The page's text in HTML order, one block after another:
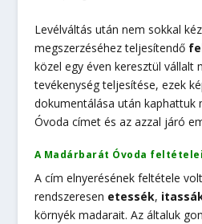
Levélváltás után nem sokkal
megszerzéséhez teljesítendő
közel egy éven keresztül vállalt
tevékenység teljesítése, ezek
dokumentálása után kaphattuk
Óvoda címet és az azzal járó
A Madárbarát Óvoda feltételei
A cím elnyerésének feltétele
rendszeresen etessék,
környék madarait. Az általuk